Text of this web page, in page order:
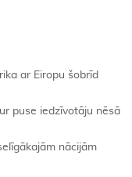
ar Eiropu šobrīd
puse iedzīvotāju nēsā
nācijām